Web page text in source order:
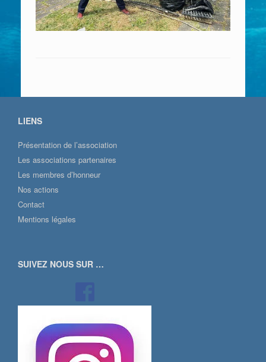
LIENS
Présentation de l’association
Les associations partenaires
Les membres d’honneur
Nos actions
Contact
Mentions légales
SUIVEZ NOUS SUR …